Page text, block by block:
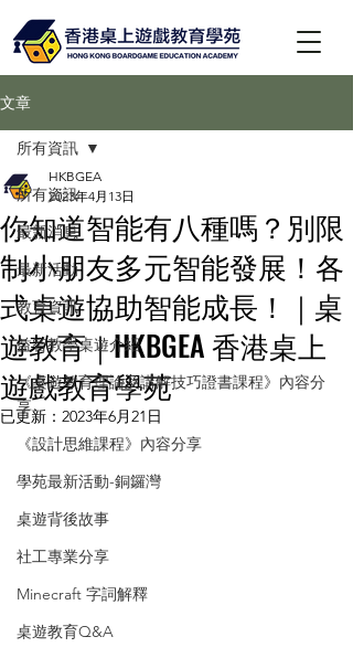
文章
所有資訊
最新消息
最新活動
教育資訊
益智教學桌遊介紹
《桌遊教育理論及講解技巧證書課程》內容分
享
《設計思維課程》內容分享
學苑最新活動-銅鑼灣
桌遊背後故事
社工專業分享
Minecraft 字詞解釋
桌遊教育Q&A
所有資訊
你知道智能有八種嗎？別限
制小朋友多元智能發展！各
式桌遊協助智能成長！｜桌
遊教育｜HKBGEA 香港桌上
遊戲教育學苑
HKBGEA
2023年4月13日
已更新： 2023年6月21日